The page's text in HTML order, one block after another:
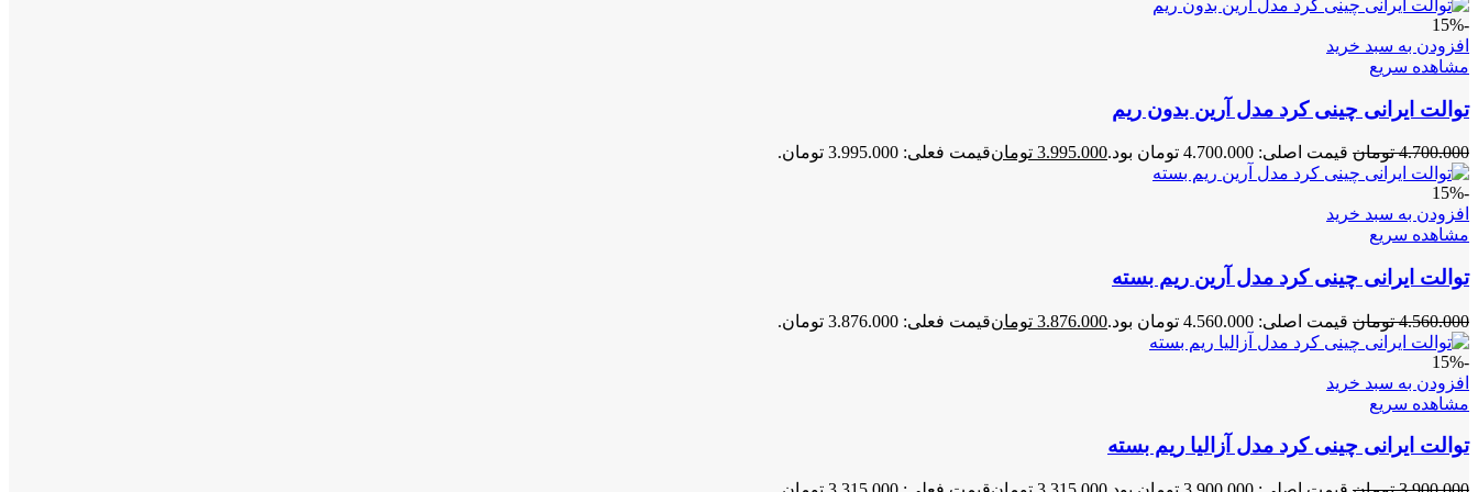
-15%
افزودن به سبد خرید
مشاهده سریع
توالت ایرانی چینی کرد مدل آرین بدون ریم
4.700.000 تومان قیمت اصلی: 4.700.000 تومان بود. 3.995.000 تومانقیمت فعلی: 3.995.000 تومان.
-15%
افزودن به سبد خرید
مشاهده سریع
توالت ایرانی چینی کرد مدل آرین ریم بسته
4.560.000 تومان قیمت اصلی: 4.560.000 تومان بود. 3.876.000 تومانقیمت فعلی: 3.876.000 تومان.
-15%
افزودن به سبد خرید
مشاهده سریع
توالت ایرانی چینی کرد مدل آزالیا ریم بسته